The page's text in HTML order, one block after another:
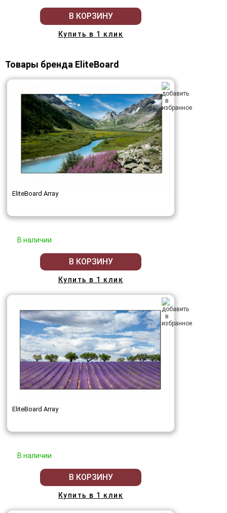
В КОРЗИНУ
Купить в 1 клик
Товары бренда EliteBoard
EliteBoard Array
В наличии
В КОРЗИНУ
Купить в 1 клик
EliteBoard Array
В наличии
В КОРЗИНУ
Купить в 1 клик